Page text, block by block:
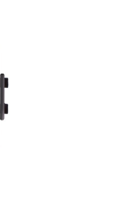
sangat ringan dan
tampilan
juga
outdoor.
lampu safety
ini: